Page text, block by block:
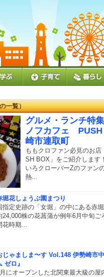
一覧）
グルメ・ランチ特
ノフカフェ
崎市連取町
ももクロファン必見のお
SH BOX」をご紹介します
いろクローバーZのファン
熱...
堀花しょうぶ園まつり
指定史跡の「女堀」の中にある赤
24,000株の花菖蒲が例年6月中旬ご
花時期...
じゃましま〜す Vol.148 伊勢崎市
ゼロ』
にオープンした北関東最大級の屋